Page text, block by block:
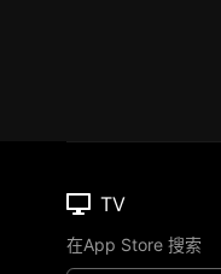
TV
在App Store 搜索